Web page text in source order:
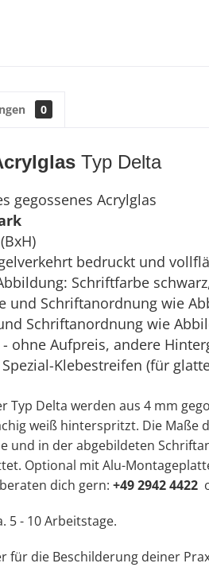
0
Typ Delta
gegossenes Acrylglas
bedruckt und
Schriftfarbe
und Schriftanordnung wie
Schriftanordnung wie
ohne Aufpreis, andere
Klebestreifen (für
Typ Delta werden aus 4 mm
weiß hinterspritzt. Die Maße
und in der abgebildeten
Optional mit Alu-
dich gern: +49 2942 4422
5 - 10 Arbeitstage.
für die Beschilderung deiner